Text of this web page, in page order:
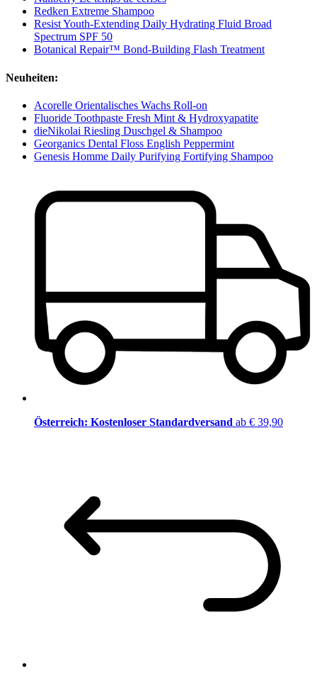
Redken Extreme Shampoo
Resist Youth-Extending Daily Hydrating Fluid Broad
Spectrum SPF 50
Botanical Repair™ Bond-Building Flash Treatment
Neuheiten:
Acorelle Orientalisches Wachs Roll-on
Fluoride Toothpaste Fresh Mint & Hydroxyapatite
dieNikolai Riesling Duschgel & Shampoo
Georganics Dental Floss English Peppermint
Genesis Homme Daily Purifying Fortifying Shampoo
Österreich: Kostenloser Standardversand ab € 39,90